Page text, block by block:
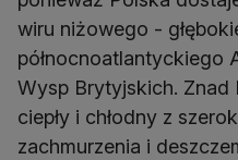
wiru niżowego -
północnoatlantyckiego
Wysp Brytyjskich.
ciepły i chłodny z
zachmurzenia i